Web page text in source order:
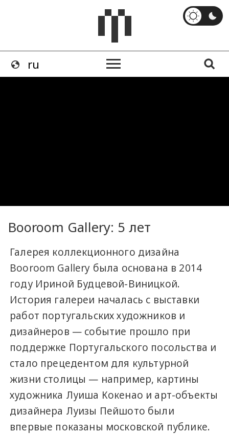
Booroom Gallery: 5 лет
Галерея коллекционного дизайна
Booroom Gallery была основана в 2014
году Ириной Будцевой-Виницкой.
История галереи началась с выставки
работ португальских художников и
дизайнеров — событие прошло при
поддержке Португальского посольства и
стало прецедентом для культурной
жизни столицы — например, картины
художника Луиша Кокенао и арт-объекты
дизайнера Луизы Пейшото были
впервые показаны московской публике.